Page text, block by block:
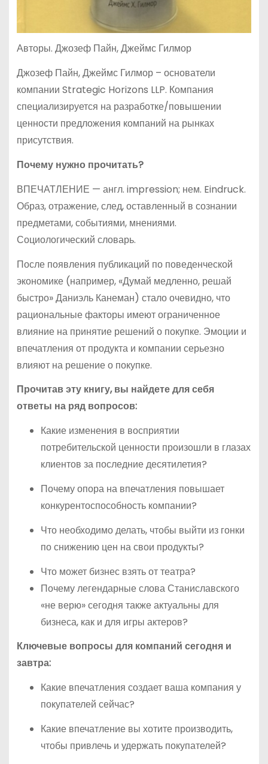
Авторы. Джозеф Пайн, Джеймс Гилмор
Джозеф Пайн, Джеймс Гилмор – основатели
компании Strategic Horizons LLP. Компания
специализируется на разработке/повышении
ценности предложения компаний на рынках
присутствия.
Почему нужно прочитать?
ВПЕЧАТЛЕНИЕ — англ. impression; нем. Eindruck.
Образ, отражение, след, оставленный в сознании
предметами, событиями, мнениями.
Социологический словарь.
После появления публикаций по поведенческой
экономике (например, «Думай медленно, решай
быстро» Даниэль Канеман) стало очевидно, что
рациональные факторы имеют ограниченное
влияние на принятие решений о покупке. Эмоции и
впечатления от продукта и компании серьезно
влияют на решение о покупке.
Прочитав эту книгу, вы найдете для себя
ответы на ряд вопросов:
Какие изменения в восприятии
потребительской ценности произошли в глазах
клиентов за последние десятилетия?
Почему опора на впечатления повышает
конкурентоспособность компании?
Что необходимо делать, чтобы выйти из гонки
по снижению цен на свои продукты?
Что может бизнес взять от театра?
Почему легендарные слова Станиславского
«не верю» сегодня также актуальны для
бизнеса, как и для игры актеров?
Ключевые вопросы для компаний сегодня и
завтра:
Какие впечатления создает ваша компания у
покупателей сейчас?
Какие впечатление вы хотите производить,
чтобы привлечь и удержать покупателей?